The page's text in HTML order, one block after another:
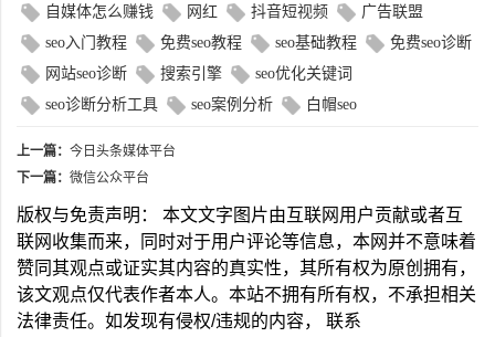
自媒体怎么赚钱
网红 抖音短视频
广告联盟
seo入门教程
免费seo教程 seo基础教程
免费seo诊断
网站seo诊断
搜索引擎
seo优化关键词
seo诊断分析工具
seo案例分析 白帽seo
上一篇： 今日头条媒体平台
下一篇： 微信公众平台
版权与免责声明： 本文文字图片由互联网用户贡献或者互
联网收集而来，同时对于用户评论等信息，本网并不意味着
赞同其观点或证实其内容的真实性，其所有权为原创拥有，
该文观点仅代表作者本人。本站不拥有所有权，不承担相关
法律责任。如发现有侵权/违规的内容， 联系